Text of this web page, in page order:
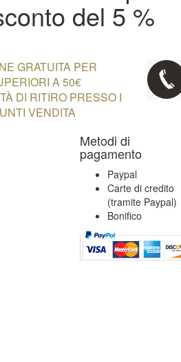
del 5 %
GRATUITA PER
A 50€
DI RITIRO PRESSO I
VENDITA
Metodi di
pagamento
Paypal
Carte di credito
(tramite Paypal)
Bonifico